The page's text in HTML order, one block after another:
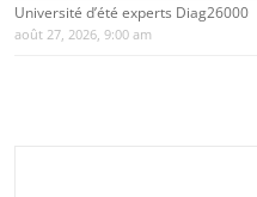
Université d’été experts Diag26000
août 27, 2026, 9:00 am